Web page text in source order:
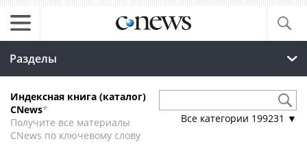
Разделы
Индексная книга (каталог)
CNews*
Получите все материалы
CNews по ключевому слову
Все категории 199231 ▼